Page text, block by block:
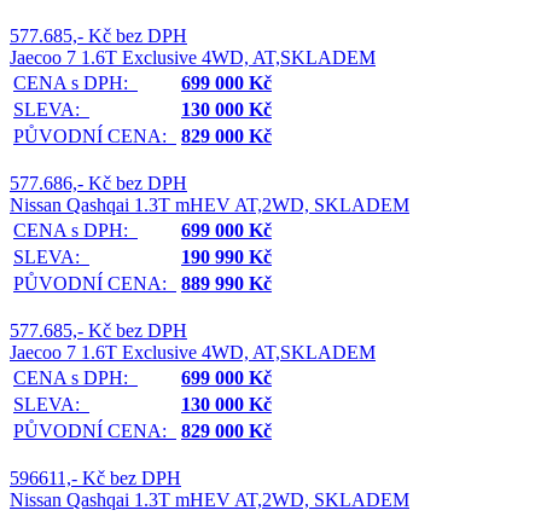
577.685,- Kč bez DPH
Jaecoo 7 1.6T Exclusive 4WD, AT,SKLADEM
CENA s DPH:
699 000 Kč
SLEVA:
130 000 Kč
PŮVODNÍ CENA:
829 000 Kč
577.686,- Kč bez DPH
Nissan Qashqai 1.3T mHEV AT,2WD, SKLADEM
CENA s DPH:
699 000 Kč
SLEVA:
190 990 Kč
PŮVODNÍ CENA:
889 990 Kč
577.685,- Kč bez DPH
Jaecoo 7 1.6T Exclusive 4WD, AT,SKLADEM
CENA s DPH:
699 000 Kč
SLEVA:
130 000 Kč
PŮVODNÍ CENA:
829 000 Kč
596611,- Kč bez DPH
Nissan Qashqai 1.3T mHEV AT,2WD, SKLADEM